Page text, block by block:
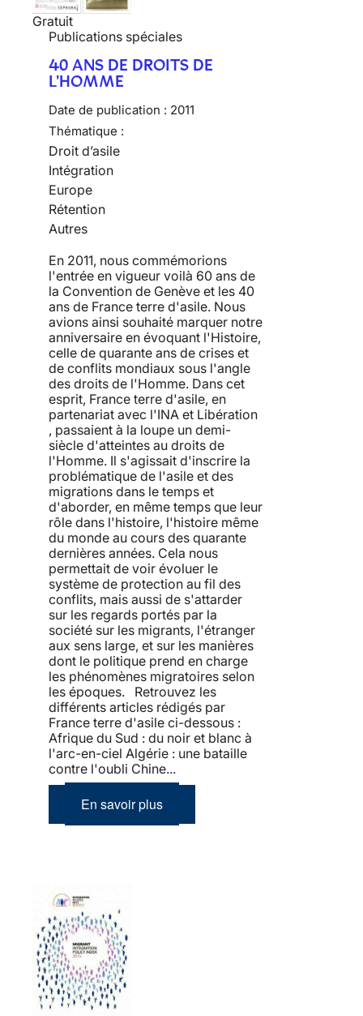
Gratuit
Publications spéciales
40 ANS DE DROITS DE
L'HOMME
Date de publication : 2011
Thématique :
Droit d’asile
Intégration
Europe
Rétention
Autres
En 2011, nous commémorions
l'entrée en vigueur voilà 60 ans de
la Convention de Genève et les 40
ans de France terre d'asile. Nous
avions ainsi souhaité marquer notre
anniversaire en évoquant l'Histoire,
celle de quarante ans de crises et
de conflits mondiaux sous l'angle
des droits de l'Homme. Dans cet
esprit, France terre d'asile, en
partenariat avec l'INA et Libération
, passaient à la loupe un demi-
siècle d'atteintes au droits de
l'Homme. Il s'agissait d'inscrire la
problématique de l'asile et des
migrations dans le temps et
d'aborder, en même temps que leur
rôle dans l'histoire, l'histoire même
du monde au cours des quarante
dernières années. Cela nous
permettait de voir évoluer le
système de protection au fil des
conflits, mais aussi de s'attarder
sur les regards portés par la
société sur les migrants, l'étranger
aux sens large, et sur les manières
dont le politique prend en charge
les phénomènes migratoires selon
les époques. Retrouvez les
différents articles rédigés par
France terre d'asile ci-dessous :
Afrique du Sud : du noir et blanc à
l'arc-en-ciel Algérie : une bataille
contre l'oubli Chine...
En savoir plus